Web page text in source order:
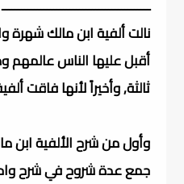
ــــــــــــــــــــــــــــــــــــــــــــــ
نالت ألفية ابن مالك
أقبل عليها الناس
ثالثة, وأخيراً لأنها فاقت
وأول من شرح الألفية ابن
جمع عدة شروح في شرح